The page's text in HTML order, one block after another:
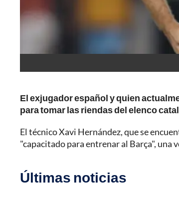
El exjugador español y quien
para tomar las riendas del elenco
El técnico Xavi Hernández, que se
"capacitado para entrenar al Barça", una
Últimas noticias